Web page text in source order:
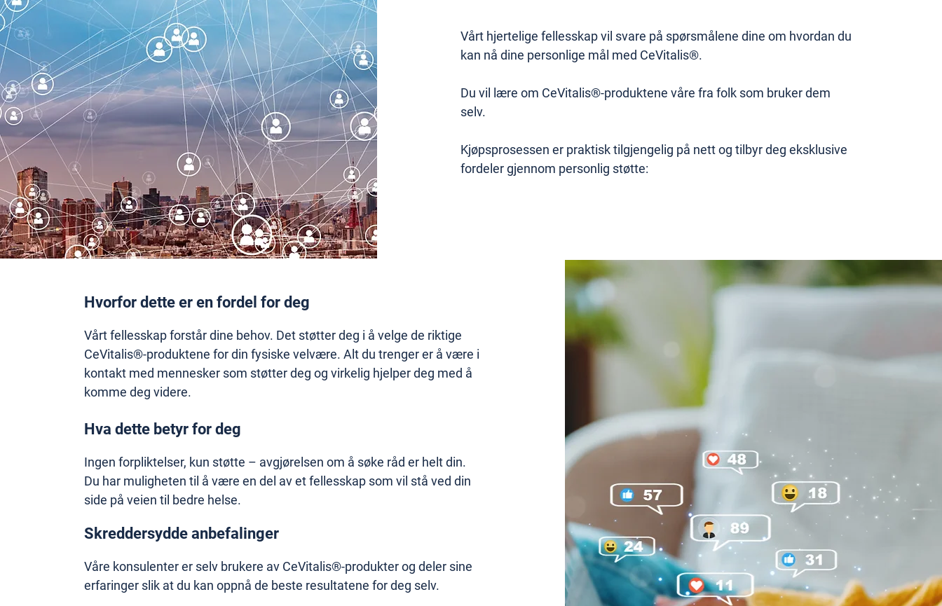
Vårt hjertelige fellesskap vil svare på spørsmålene dine om hvordan du
kan nå dine personlige mål med CeVitalis®.
Du vil lære om CeVitalis®-produktene våre fra folk som bruker dem
selv.
Kjøpsprosessen er praktisk tilgjengelig på nett og tilbyr deg eksklusive
fordeler gjennom personlig støtte:
Hvorfor dette er en fordel for deg
Vårt fellesskap forstår dine behov. Det støtter deg i å velge de riktige
CeVitalis®-produktene for din fysiske velvære. Alt du trenger er å være i
kontakt med mennesker som støtter deg og virkelig hjelper deg med å
komme deg videre.
Hva dette betyr for deg
Ingen forpliktelser, kun støtte – avgjørelsen om å søke råd er helt din.
Du har muligheten til å være en del av et fellesskap som vil stå ved din
side på veien til bedre helse.
Skreddersydde anbefalinger
Våre konsulenter er selv brukere av CeVitalis®-produkter og deler sine
erfaringer slik at du kan oppnå de beste resultatene for deg selv.